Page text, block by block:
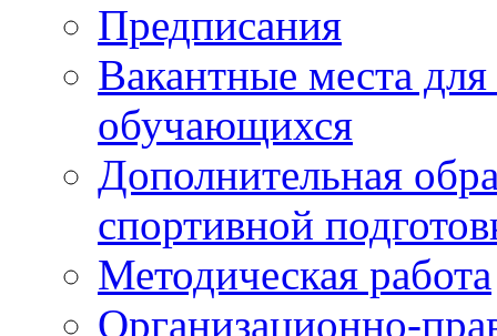
Предписания
Вакантные места
обучающихся
Дополнительная
спортивной
Методическая работа
Организационно-